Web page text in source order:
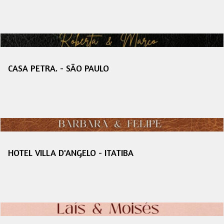
CASA PETRA. - SÃO PAULO
HOTEL VILLA D'ANGELO - ITATIBA